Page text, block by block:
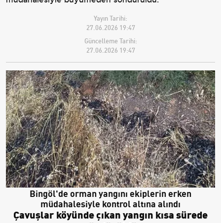
Yayın Tarihi:
27.06.2026 19:47
Güncelleme Tarihi:
27.06.2026 19:47
Bingöl'de orman yangını ekiplerin erken
müdahalesiyle kontrol altına alındı
Çavuşlar köyünde çıkan yangın kısa sürede